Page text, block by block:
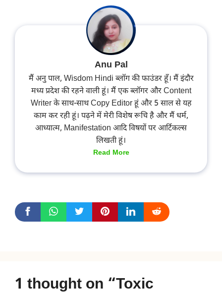
Anu Pal
मैं अनु पाल, Wisdom Hindi ब्लॉग की फाउंडर हूँ। मैं इंदौर
मध्य प्रदेश की रहने वाली हूं। मैं एक ब्लॉगर और Content
Writer के साथ-साथ Copy Editor हूं और 5 साल से यह
काम कर रही हूं। पढ़ने में मेरी विशेष रूचि है और मैं धर्म,
आध्यात्म, Manifestation आदि विषयों पर आर्टिकल्स
लिखती हूं।
Read More
1 thought on “Toxic